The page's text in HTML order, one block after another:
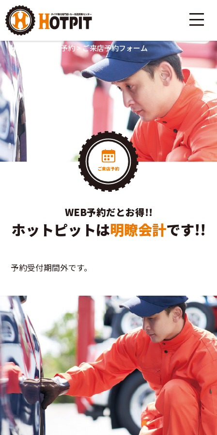
HOME ご来店予約>ご来店予約フォーム
WEB予約だとお得!!
ホットピットは明瞭会計です!!
予約受付期間外です。